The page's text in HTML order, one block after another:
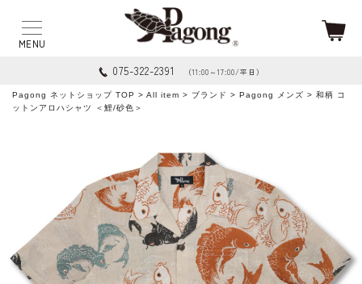
075-322-2391 （11:00～17:00/平日）
Pagong ネットショップ TOP > All item > ブランド > Pagong メンズ > 和柄 コ
ットンアロハシャツ ＜鯉/砂色＞